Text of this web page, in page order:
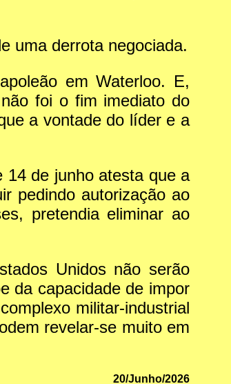
uma derrota negociada.
em Waterloo. E,
foi o fim imediato do
a vontade do líder e a
14 de junho atesta que a
pedindo autorização ao
pretendia eliminar ao
Unidos não serão
da capacidade de impor
militar-industrial
revelar-se muito em
20/Junho/2026